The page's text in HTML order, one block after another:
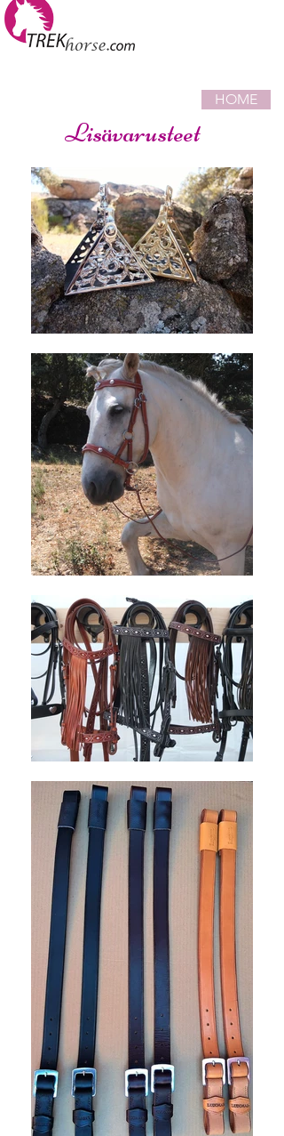
HOME
Lisävarusteet